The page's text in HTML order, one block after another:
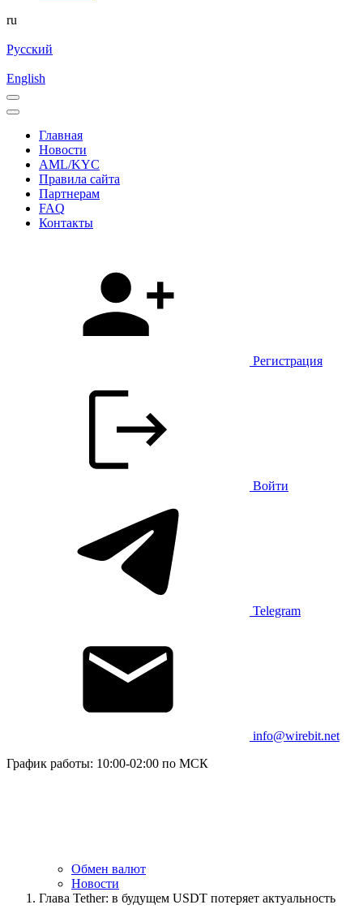
ru
Русский
English
Главная
Новости
AML/KYC
Правила сайта
Партнерам
FAQ
Контакты
Регистрация
Войти
Telegram
info@wirebit.net
График работы: 10:00-02:00 по МСК
Обмен валют
Новости
Глава Tether: в будущем USDT потеряет актуальность